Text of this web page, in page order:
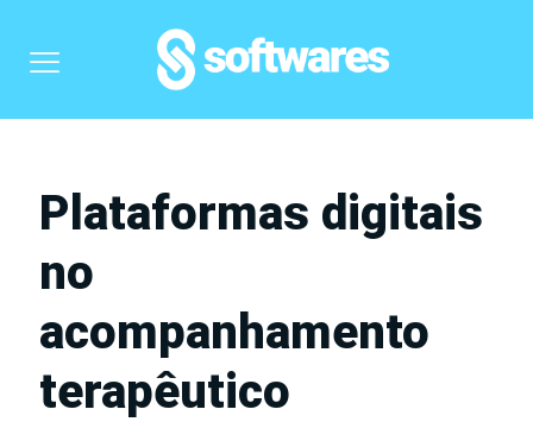
Plataformas digitais
no
acompanhamento
terapêutico